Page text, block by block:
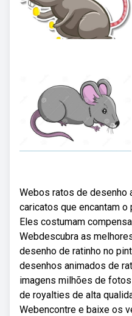
Webos ratos de desenho
caricatos que encantam
Eles costumam
Webdescubra as
desenho de ratinho no
desenhos animados de
imagens milhões de
de royalties de alta
Webencontre e baixe os